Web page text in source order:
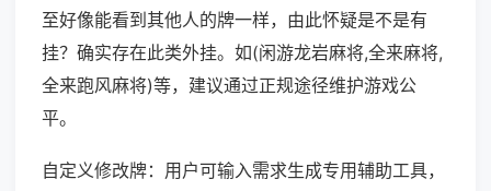
至好像能看到其他人的牌一样，由此怀疑是不是有
挂？确实存在此类外挂。如(闲游龙岩麻将,全来麻将,
全来跑风麻将)等，建议通过正规途径维护游戏公
平。
自定义修改牌：用户可输入需求生成专用辅助工具，